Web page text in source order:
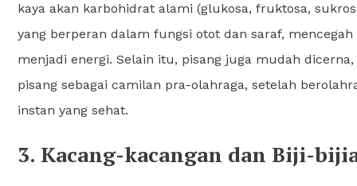
kaya akan karbohidrat alami (glukosa, fruktosa,
yang berperan dalam fungsi otot dan saraf,
menjadi energi. Selain itu, pisang juga mudah
pisang sebagai camilan pra-olahraga, setelah
instan yang sehat.
3. Kacang-kacangan dan Biji-